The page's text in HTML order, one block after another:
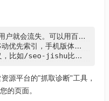
。可以用百度统计的"速度诊断"功能检查
，手机版体验不好就别想有好排名
，比如/seo-jishu比/
源平台的"抓取诊断"工具，
的页面。